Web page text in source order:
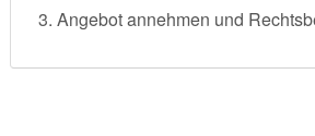
Angebot annehmen und